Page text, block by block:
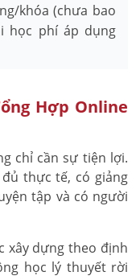
khóa (chưa bao
học phí áp dụng
Hợp Online
chỉ cần sự tiện lợi.
thực tế, có giảng
tập và có người
xây dựng theo định
học lý thuyết rời